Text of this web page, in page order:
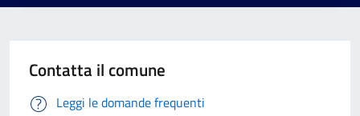
Contatta il comune
Leggi le domande frequenti